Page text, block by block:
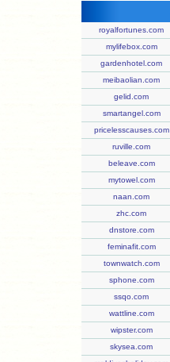
royalfortunes.com
mylifebox.com
gardenhotel.com
meibaolian.com
gelid.com
smartangel.com
pricelesscauses.com
ruville.com
beleave.com
mytowel.com
naan.com
zhc.com
dnstore.com
feminafit.com
townwatch.com
sphone.com
ssqo.com
wattline.com
wipster.com
skysea.com